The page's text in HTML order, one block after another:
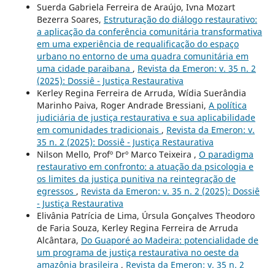
Suerda Gabriela Ferreira de Araújo, Ivna Mozart
Bezerra Soares, Estruturação do diálogo restaurativo:
a aplicação da conferência comunitária transformativa
em uma experiência de requalificação do espaço
urbano no entorno de uma quadra comunitária em
uma cidade paraibana , Revista da Emeron: v. 35 n. 2
(2025): Dossiê - Justiça Restaurativa
Kerley Regina Ferreira de Arruda, Wídia Suerândia
Marinho Paiva, Roger Andrade Bressiani, A política
judiciária de justiça restaurativa e sua aplicabilidade
em comunidades tradicionais , Revista da Emeron: v.
35 n. 2 (2025): Dossiê - Justiça Restaurativa
Nilson Mello, Profº Drº Marco Teixeira , O paradigma
restaurativo em confronto: a atuação da psicologia e
os limites da justiça punitiva na reintegração de
egressos , Revista da Emeron: v. 35 n. 2 (2025): Dossiê
- Justiça Restaurativa
Elivânia Patrícia de Lima, Úrsula Gonçalves Theodoro
de Faria Souza, Kerley Regina Ferreira de Arruda
Alcântara, Do Guaporé ao Madeira: potencialidade de
um programa de justiça restaurativa no oeste da
amazônia brasileira , Revista da Emeron: v. 35 n. 2